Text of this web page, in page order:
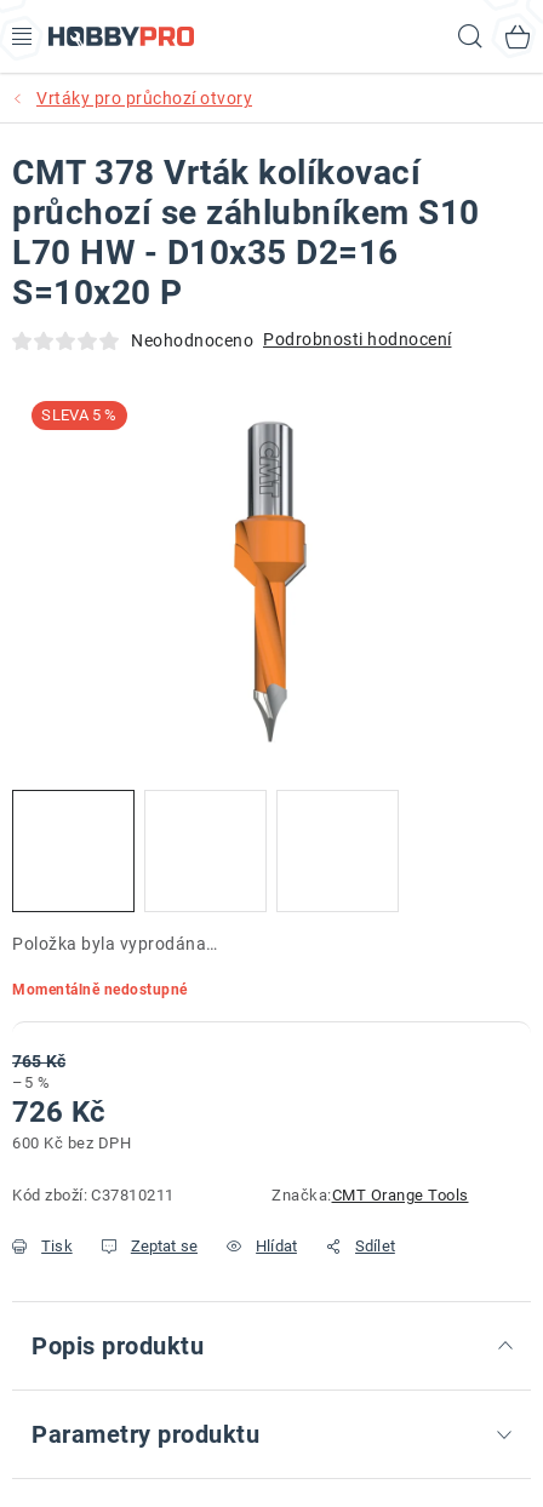
na
AKCE
PRODUKTY
PRODUKTY RECORD POWER
PRODUKTY BENET
NOVINKY
KURZY SOUSTRUŽENÍ DŘEVA
Obchodní podmínky
Podmínky ochrany osobních údajů
Bezpečnost výrobků ( GPSR )
Vrtáky pro průchozí otvory
Položka byla vyprodána…
Momentálně nedostupné
765 Kč
–5 %
726 Kč
600 Kč bez DPH
Kód zboží: C37810211 Značka:CMT Orange Tools
Tisk Zeptat se Hlídat Sdílet
CMT 378 Vrták kolíkovací
průchozí se záhlubníkem S10
L70 HW - D10x35 D2=16
S=10x20 P
Neohodnoceno Podrobnosti hodnocení
5 %
Popis produktu
Parametry produktu